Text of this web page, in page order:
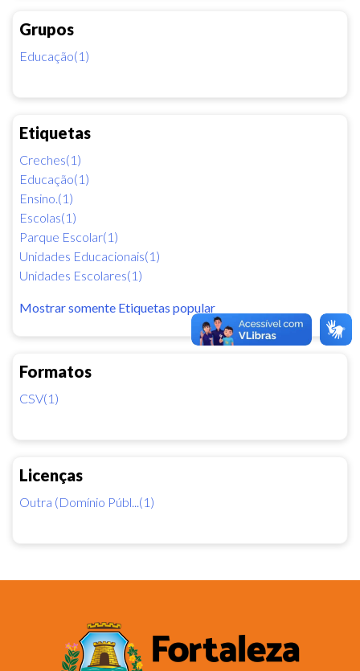
Grupos
Educação(1)
Etiquetas
Creches(1)
Educação(1)
Ensino.(1)
Escolas(1)
Parque Escolar(1)
Unidades Educacionais(1)
Unidades Escolares(1)
Mostrar somente Etiquetas popular
Formatos
CSV(1)
Licenças
Outra (Domínio Públ...(1)